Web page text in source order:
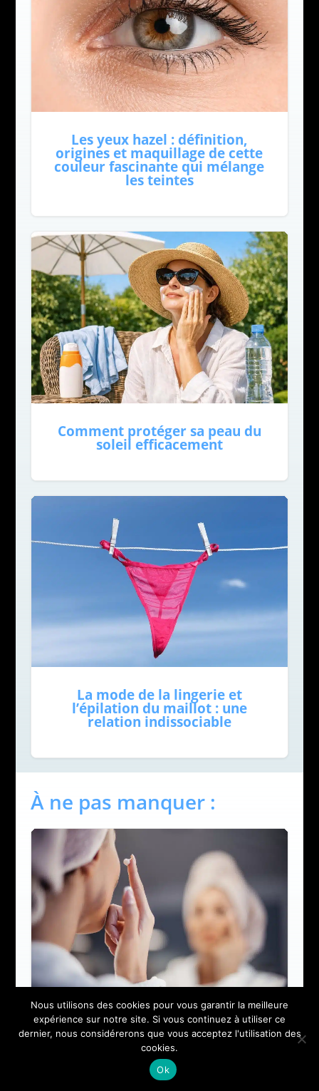
Les yeux hazel : définition,
origines et maquillage de cette
couleur fascinante qui mélange
les teintes
Comment protéger sa peau du
soleil efficacement
La mode de la lingerie et
l’épilation du maillot : une
relation indissociable
À ne pas manquer :
Crème de nuit Helena Rubinstein :
le secret d’une peau radieuse au
réveil
Nous utilisons des cookies pour vous garantir la meilleure
expérience sur notre site. Si vous continuez à utiliser ce
dernier, nous considérerons que vous acceptez l'utilisation des
cookies.
Ok